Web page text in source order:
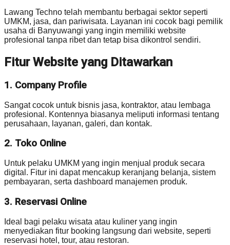
Lawang Techno telah membantu berbagai sektor seperti
UMKM, jasa, dan pariwisata. Layanan ini cocok bagi pemilik
usaha di Banyuwangi yang ingin memiliki website
profesional tanpa ribet dan tetap bisa dikontrol sendiri.
Fitur Website yang Ditawarkan
1. Company Profile
Sangat cocok untuk bisnis jasa, kontraktor, atau lembaga
profesional. Kontennya biasanya meliputi informasi tentang
perusahaan, layanan, galeri, dan kontak.
2. Toko Online
Untuk pelaku UMKM yang ingin menjual produk secara
digital. Fitur ini dapat mencakup keranjang belanja, sistem
pembayaran, serta dashboard manajemen produk.
3. Reservasi Online
Ideal bagi pelaku wisata atau kuliner yang ingin
menyediakan fitur booking langsung dari website, seperti
reservasi hotel, tour, atau restoran.